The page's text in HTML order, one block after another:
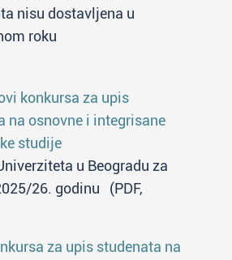
nisu dostavljena u
roku
konkursa za upis
na osnovne i integrisane
studije
u Beogradu za
26. godinu (PDF,
za upis studenata na